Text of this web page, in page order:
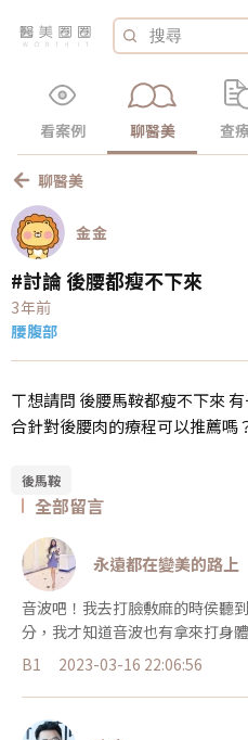
看案例 聊醫美 查
聊醫美
金金
#討論 後腰都瘦不下來
3年前
腰腹部
ㄒ想請問 後腰馬鞍都瘦不下來
合針對後腰肉的療程可以推薦嗎
後馬鞍
全部留言
永遠都在變美的路上
音波吧！我去打臉敷麻的時侯聽
分，我才知道音波也有拿來打身
B1
2023-03-16 22:06:56